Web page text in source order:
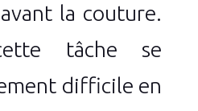
la couture.
tâche se
difficile en